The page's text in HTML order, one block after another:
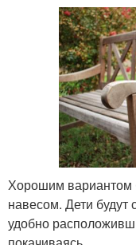
Хорошим вариантом
навесом. Дети будут
удобно